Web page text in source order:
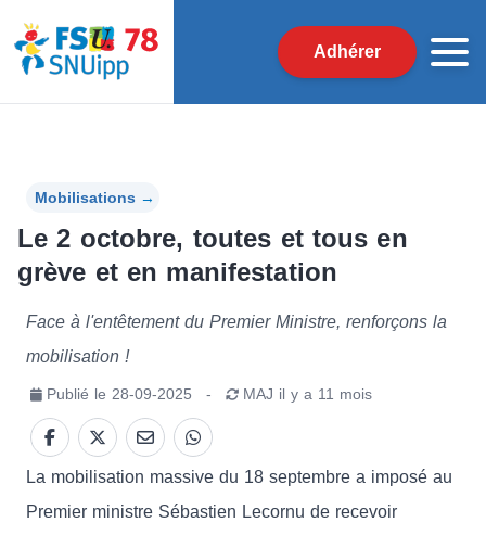
Adhérer
Mobilisations →
Le 2 octobre, toutes et tous en
grève et en manifestation
Face à l'entêtement du Premier Ministre, renforçons la
mobilisation !
Publié le 28-09-2025 - MAJ il y a 11 mois
La mobilisation massive du 18 septembre a imposé au
Premier ministre Sébastien Lecornu de recevoir